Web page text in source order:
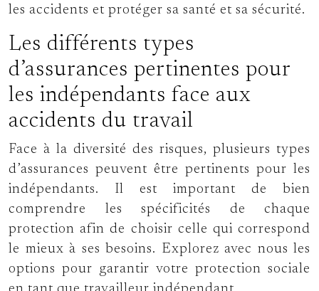
les accidents et protéger sa santé et sa sécurité.
Les différents types
d’assurances pertinentes pour
les indépendants face aux
accidents du travail
Face à la diversité des risques, plusieurs types
d’assurances peuvent être pertinents pour les
indépendants. Il est important de bien
comprendre les spécificités de chaque
protection afin de choisir celle qui correspond
le mieux à ses besoins. Explorez avec nous les
options pour garantir votre protection sociale